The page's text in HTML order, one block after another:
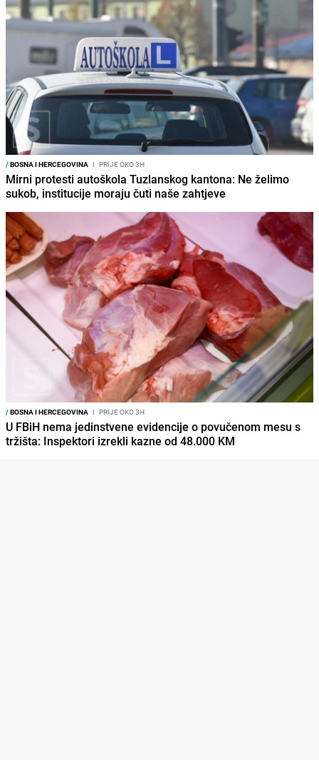
/BOSNA I HERCEGOVINA I PRIJE OKO 3H
Mirni protesti autoškola Tuzlanskog kantona: Ne želimo
sukob, institucije moraju čuti naše zahtjeve
/BOSNA I HERCEGOVINA I PRIJE OKO 3H
U FBiH nema jedinstvene evidencije o povučenom mesu s
tržišta: Inspektori izrekli kazne od 48.000 KM